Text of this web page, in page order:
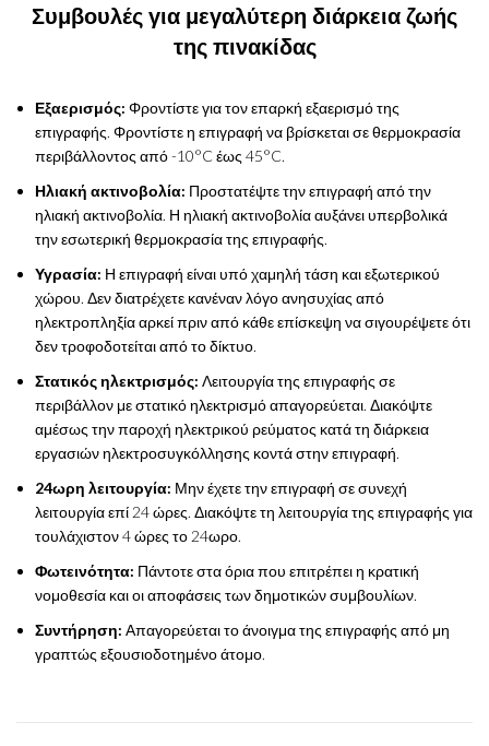
Συμβουλές για μεγαλύτερη διάρκεια ζωής
της πινακίδας
Εξαερισμός: Φροντίστε για τον επαρκή εξαερισμό της
επιγραφής. Φροντίστε η επιγραφή να βρίσκεται σε θερμοκρασία
περιβάλλοντος από -10°C έως 45°C.
Ηλιακή ακτινοβολία: Προστατέψτε την επιγραφή από την
ηλιακή ακτινοβολία. Η ηλιακή ακτινοβολία αυξάνει υπερβολικά
την εσωτερική θερμοκρασία της επιγραφής.
Υγρασία: Η επιγραφή είναι υπό χαμηλή τάση και εξωτερικού
χώρου. Δεν διατρέχετε κανέναν λόγο ανησυχίας από
ηλεκτροπληξία αρκεί πριν από κάθε επίσκεψη να σιγουρέψετε ότι
δεν τροφοδοτείται από το δίκτυο.
Στατικός ηλεκτρισμός: Λειτουργία της επιγραφής σε
περιβάλλον με στατικό ηλεκτρισμό απαγορεύεται. Διακόψτε
αμέσως την παροχή ηλεκτρικού ρεύματος κατά τη διάρκεια
εργασιών ηλεκτροσυγκόλλησης κοντά στην επιγραφή.
24ωρη λειτουργία: Μην έχετε την επιγραφή σε συνεχή
λειτουργία επί 24 ώρες. Διακόψτε τη λειτουργία της επιγραφής για
τουλάχιστον 4 ώρες το 24ωρο.
Φωτεινότητα: Πάντοτε στα όρια που επιτρέπει η κρατική
νομοθεσία και οι αποφάσεις των δημοτικών συμβουλίων.
Συντήρηση: Απαγορεύεται το άνοιγμα της επιγραφής από μη
γραπτώς εξουσιοδοτημένο άτομο.